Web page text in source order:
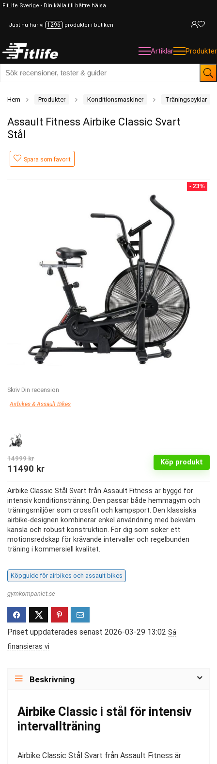
FitLife Sverige - Din källa till bättre hälsa
Just nu har vi 1296 produkter i butiken
Artiklar Produkter
Hem Produkter Konditionsmaskiner Träningscyklar
Assault Fitness Airbike Classic Svart
Stål
Spara som favorit
- 23%
Skriv Din recension
Airbikes & Assault Bikes
Köp produkt
14999kr
Det
priset
var:
14999 kr.
11490 krDet
priset
är:
11490 kr.
Airbike Classic Stål Svart från Assault Fitness är byggd för
intensiv konditionsträning. Den passar både hemmagym och
träningsmiljöer som crossfit och kampsport. Den klassiska
airbike-designen kombinerar enkel användning med bekväm
känsla och robust konstruktion. För dig som söker ett
motionsredskap för krävande intervaller och regelbunden
träning i kommersiell kvalitet.
Köpguide för airbikes och assault bikes
gymkompaniet.se
Priset uppdaterades senast 2026-03-29 13:02 Så
finansieras vi
Beskrivning
Airbike Classic i stål för intensiv
intervallträning
Airbike Classic Stål Svart från Assault Fitness är